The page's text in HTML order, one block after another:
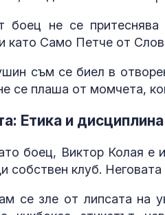
боец не се притеснява
като Само Петче от
съм се биел в
се плаша от момчета,
Етика и
боец, Виктор Колая е
собствен клуб.
се зле от липсата на